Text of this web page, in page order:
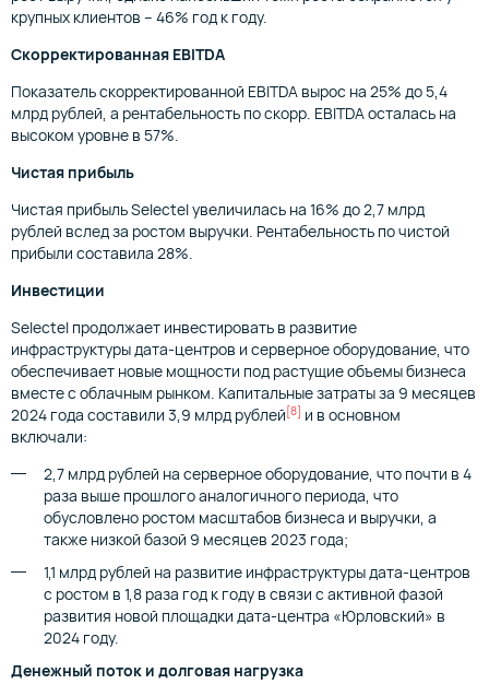
крупных клиентов – 46% год к году.
Скорректированная EBITDA
Показатель скорректированной EBITDA вырос на 25% до 5,4
млрд рублей, а рентабельность по скорр. EBITDA осталась на
высоком уровне в 57%.
Чистая прибыль
Чистая прибыль Selectel увеличилась на 16% до 2,7 млрд
рублей вслед за ростом выручки. Рентабельность по чистой
прибыли составила 28%.
Инвестиции
Selectel продолжает инвестировать в развитие
инфраструктуры дата-центров и серверное оборудование, что
обеспечивает новые мощности под растущие объемы бизнеса
вместе с облачным рынком. Капитальные затраты за 9 месяцев
2024 года составили 3,9 млрд рублей[8] и в основном
включали:
2,7 млрд рублей на серверное оборудование, что почти в 4
раза выше прошлого аналогичного периода, что
обусловлено ростом масштабов бизнеса и выручки, а
также низкой базой 9 месяцев 2023 года;
1,1 млрд рублей на развитие инфраструктуры дата-центров
c ростом в 1,8 раза год к году в связи с активной фазой
развития новой площадки дата-центра «Юрловский» в
2024 году.
Денежный поток и долговая нагрузка